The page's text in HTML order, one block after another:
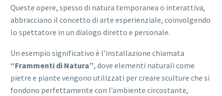
Queste opere, spesso di natura temporanea o interattiva,
abbracciano il concetto di arte esperienziale, coinvolgendo
lo spettatore in un dialogo diretto e personale.
Un esempio significativo è l’installazione chiamata
“Frammenti di Natura”, dove elementi naturali come
pietre e piante vengono utilizzati per creare sculture che si
fondono perfettamente con l’ambiente circostante,